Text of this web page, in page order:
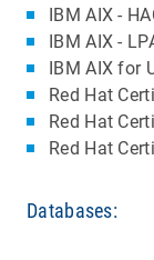
IBM AIX -
IBM AIX -
IBM AIX for
Red Hat
Red Hat
Red Hat
Databases: